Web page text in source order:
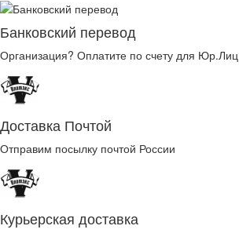
Банковский перевод
Организация? Оплатите по счету для Юр.Лиц
Доставка Почтой
Отправим посылку почтой России
Курьерская доставка